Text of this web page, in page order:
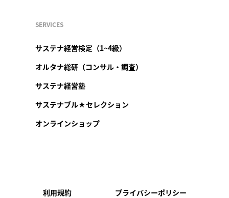
SERVICES
サステナ経営検定（1~4級）
オルタナ総研（コンサル・調査）
サステナ経営塾
サステナブル★セレクション
オンラインショップ
利用規約 プライバシーポリシー